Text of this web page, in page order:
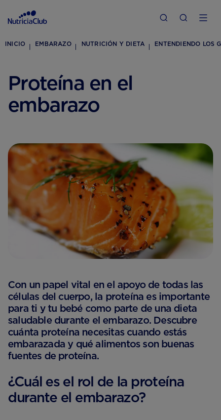
INICIO EMBARAZO NUTRICIÓN Y DIETA ENTENDIENDO LOS
Proteína en el
embarazo
Con un papel vital en el apoyo de todas las
células del cuerpo, la proteína es importante
para ti y tu bebé como parte de una dieta
saludable durante el embarazo. Descubre
cuánta proteína necesitas cuando estás
embarazada y qué alimentos son buenas
fuentes de proteína.
¿Cuál es el rol de la proteína
durante el embarazo?